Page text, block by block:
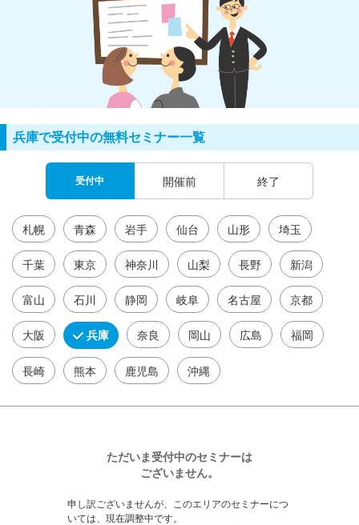
兵庫で受付中の無料セミナー一覧
受付中 開催前 終了
札幌 青森 岩手 仙台 山形 埼玉
千葉 東京 神奈川 山梨 長野 新潟
富山 石川 静岡 岐阜 名古屋 京都
大阪 兵庫 奈良 岡山 広島 福岡
長崎 熊本 鹿児島 沖縄
ただいま受付中のセミナーは
ございません。
申し訳ございませんが、このエリアのセミナーにつ
いては、現在調整中です。